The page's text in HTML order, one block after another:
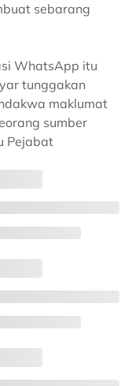
sebarang
WhatsApp itu
tunggakan
maklumat
sumber
Pejabat